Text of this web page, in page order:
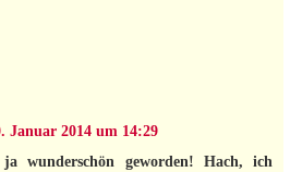
Januar 2014 um 14:29
wunderschön geworden! Hach, ich